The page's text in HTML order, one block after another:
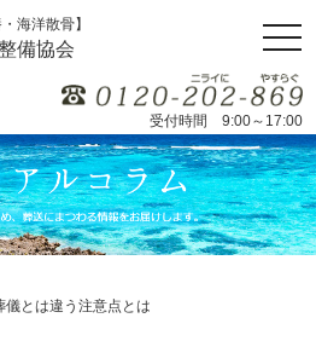
海洋散骨】
備協会
受付時間 9:00～17:00
とは違う注意点とは